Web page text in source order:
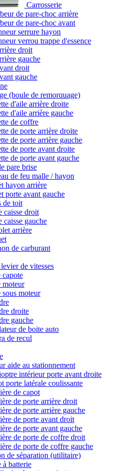
Carrosserie
de pare-choc arrière
de pare-choc avant
serrure hayon
verrou trappe d'essence
droit
gauche
droit
gauche
(boule de remorquage)
d'aile arrière droite
d'aile arrière gauche
de coffre
de porte arrière droite
de porte arrière gauche
de porte avant droite
de porte avant gauche
pare brise
de feu malle / hayon
hayon arrière
porte avant gauche
de toit
caisse droit
caisse gauche
arrière
de carburant
de vitesses
capote
moteur
sous moteur
droite
gauche
de boite auto
de recul
aide au stationnement
intérieur porte avant droite
porte latérale coulissante
de capot
de porte arrière droit
de porte arrière gauche
de porte avant droit
de porte avant gauche
de porte de coffre droit
de porte de coffre gauche
de séparation (utilitaire)
à batterie